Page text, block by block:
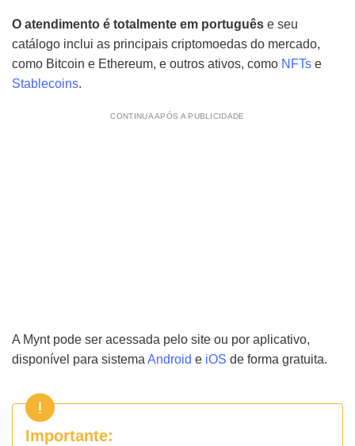
O atendimento é totalmente em português e seu
catálogo inclui as principais criptomoedas do mercado,
como Bitcoin e Ethereum, e outros ativos, como NFTs e
Stablecoins.
CONTINUA APÓS A PUBLICIDADE
A Mynt pode ser acessada pelo site ou por aplicativo,
disponível para sistema Android e iOS de forma gratuita.
Importante: